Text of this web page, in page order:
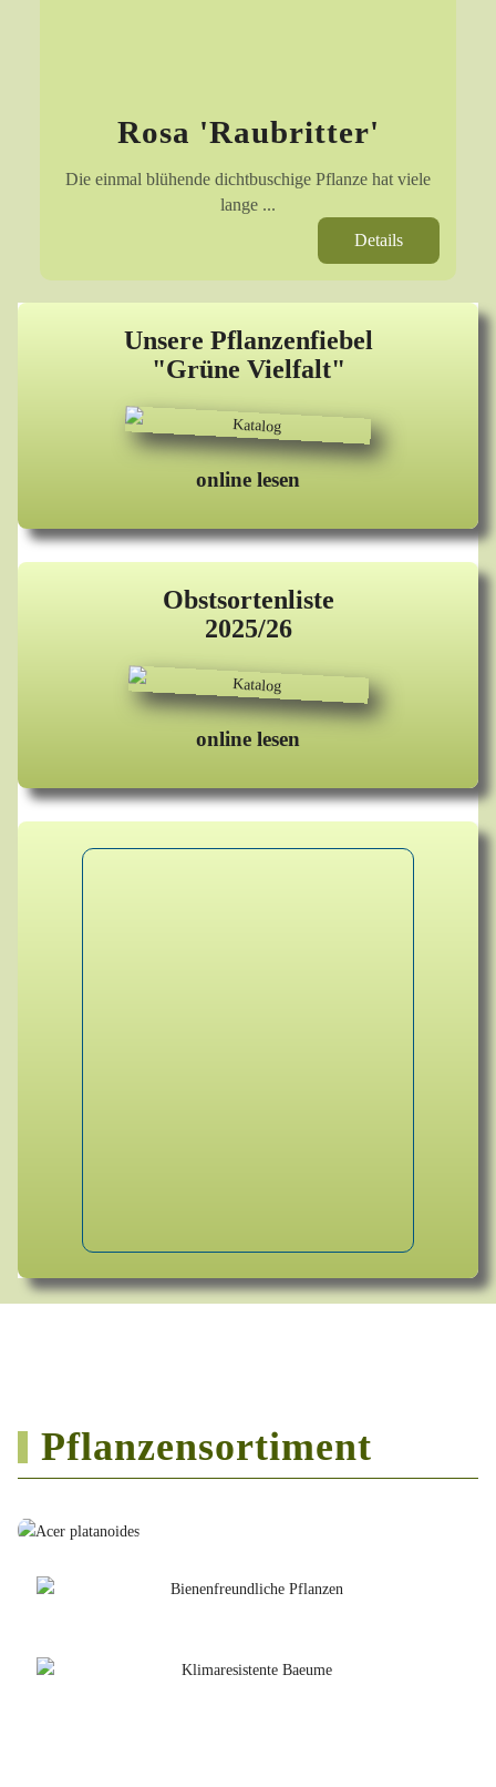
Unsere Pflanzenfiebel
"Grüne Vielfalt"
online lesen
Obstsortenliste
2025/26
online lesen
Rosa 'Raubritter'
Die einmal blühende dichtbuschige Pflanze hat viele
lange ...
Details
Pflanzensortiment